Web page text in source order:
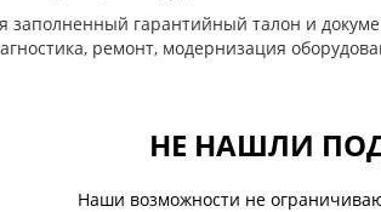
заполненный гарантийный талон и
ремонт, модернизация
НЕ НАШЛИ
Наши возможности не